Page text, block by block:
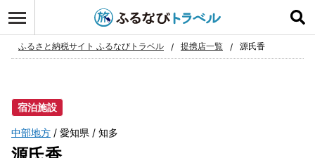
お気に入り
ふるさと納税サイト ふるなびトラベル 提携店一覧 源氏香
宿泊施設
中部地方 愛知県 知多